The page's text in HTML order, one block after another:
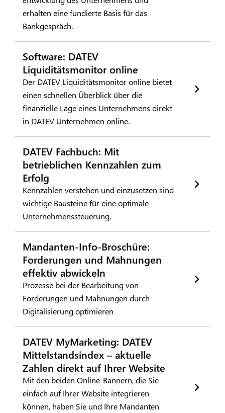
erhalten eine fundierte Basis für das
Bankgespräch.
Software: DATEV
Liquiditätsmonitor online
Der DATEV Liquiditätsmonitor online bietet
einen schnellen Überblick über die
finanzielle Lage eines Unternehmens direkt
in DATEV Unternehmen online.
DATEV Fachbuch: Mit
betrieblichen Kennzahlen zum
Erfolg
Kennzahlen verstehen und einzusetzen sind
wichtige Bausteine für eine optimale
Unternehmenssteuerung.
Mandanten-Info-Broschüre:
Forderungen und Mahnungen
effektiv abwickeln
Prozesse bei der Bearbeitung von
Forderungen und Mahnungen durch
Digitalisierung optimieren
DATEV MyMarketing: DATEV
Mittelstandsindex – aktuelle
Zahlen direkt auf Ihrer Website
Mit den beiden Online-Bannern, die Sie
einfach auf Ihrer Website integrieren
können, haben Sie und Ihre Mandanten